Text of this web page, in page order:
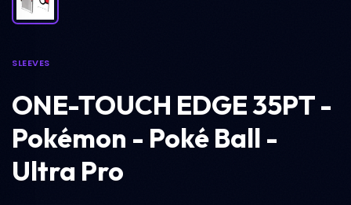
SLEEVES
ONE-TOUCH EDGE 35PT -
Pokémon - Poké Ball -
Ultra Pro